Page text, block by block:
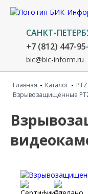
САНКТ-
+7 (812) 447-
bic@bic-inform.ru
Главная - Каталог -
Взрывозащищённые